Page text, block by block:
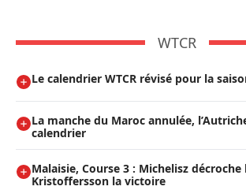
WTCR
Le calendrier WTCR révisé pour la
La manche du Maroc annulée,
calendrier
Malaisie, Course 3 : Michelisz
Kristoffersson la victoire